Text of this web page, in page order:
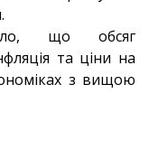
що обсяг
та ціни на
з вищою